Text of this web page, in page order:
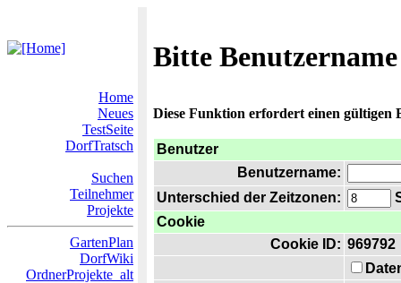
Bitte
Home
Neues
TestSeite
DorfTratsch
Suchen
Teilnehmer
Projekte
GartenPlan
DorfWiki
OrdnerProjekte_alt
Diese Funktion erfordert einen gültigen
Benutzer
Benutzername:
Unterschied der Zeitzonen:
Cookie
Cookie ID: 969792